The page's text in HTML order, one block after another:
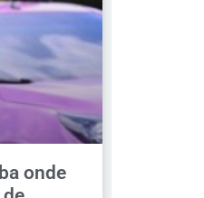
onde